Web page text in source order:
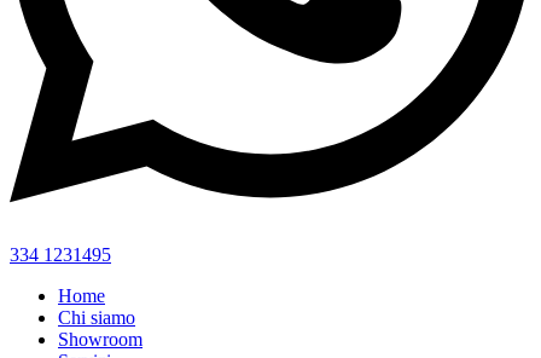
334 1231495
Home
Chi siamo
Showroom